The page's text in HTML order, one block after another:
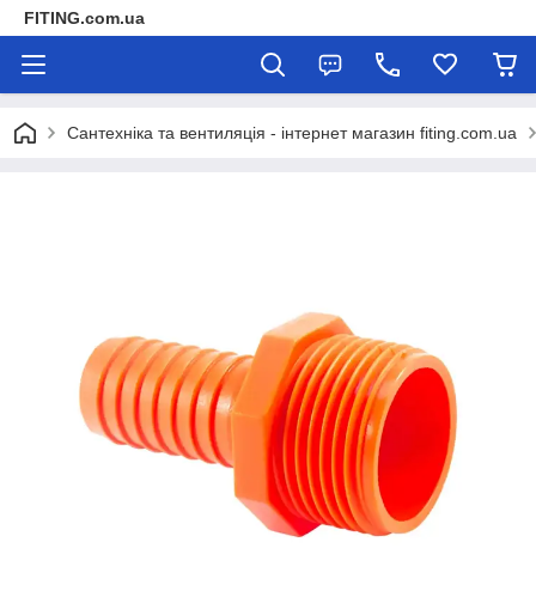
FITING.com.ua
Сантехніка та вентиляція - інтернет магазин fiting.com.ua